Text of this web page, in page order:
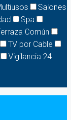
Salones
Spa
Común
TV por Cable
Vigilancia 24